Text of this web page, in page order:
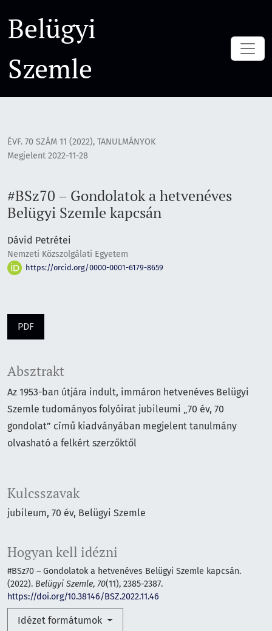
Belügyi
Szemle
ÉVF. 70 SZÁM 11 (2022), TANULMÁNYOK
#BSz70 – Gondolatok a hetvenéves
Belügyi Szemle kapcsán
Megjelent 2022-11-28
Dávid Petrétei
Nemzeti Közszolgálati Egyetem
https://orcid.org/0000-0001-6179-8659
PDF
Kulcsszavak
jubileum 70 év Belügyi Szemle
Hogyan kell idézni
#BSz70 – Gondolatok a hetvenéves Belügyi Szemle kapcsán.
(2022). Belügyi Szemle, 70(11), 2385-2387.
https://doi.org/10.38146/BSZ.2022.11.46
Idézet formátumok
Absztrakt
Az 1953-ban útjára indult, immáron hetvenéves Belügyi
Szemle tudományos folyóirat jubileumi „70 év, 70
gondolat” című kiadványában megjelent tanulmány
olvasható a felkért szerzőktől